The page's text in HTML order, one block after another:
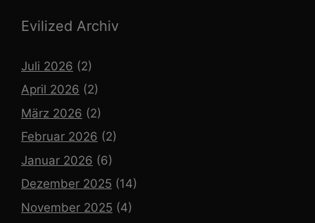
Evilized Archiv
Juli 2026 (2)
April 2026 (2)
März 2026 (2)
Februar 2026 (2)
Januar 2026 (6)
Dezember 2025 (14)
November 2025 (4)